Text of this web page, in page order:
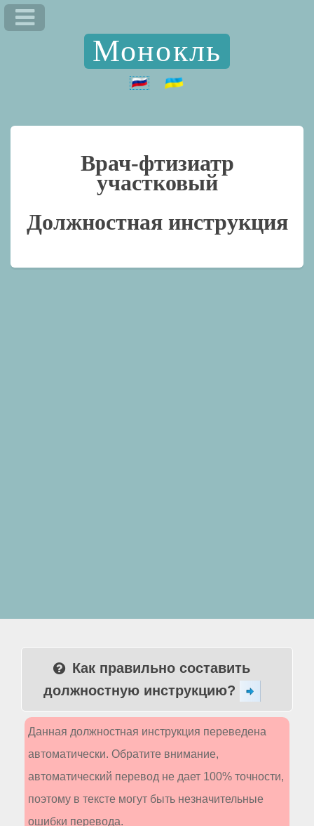
Монокль
Врач-фтизиатр
участковый
Должностная инструкция
Как правильно составить
должностную инструкцию?
Данная должностная инструкция переведена
автоматически. Обратите внимание,
автоматический перевод не дает 100% точности,
поэтому в тексте могут быть незначительные
ошибки перевода.